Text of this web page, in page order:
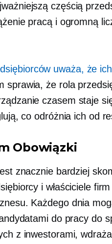
częścią
pracą i ogromną
uważa, że
sprawia, że ​​rola
czasem staje
co odróżnia ich od
Obowiązki
znacznie bardziej
i właściciele
Każdego dnia
do pracy do
z inwestorami,